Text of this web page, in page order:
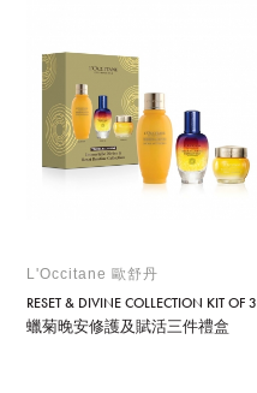
L'Occitane 歐舒丹
RESET & DIVINE COLLECTION KIT OF 3
蠟菊晚安修護及賦活三件禮盒